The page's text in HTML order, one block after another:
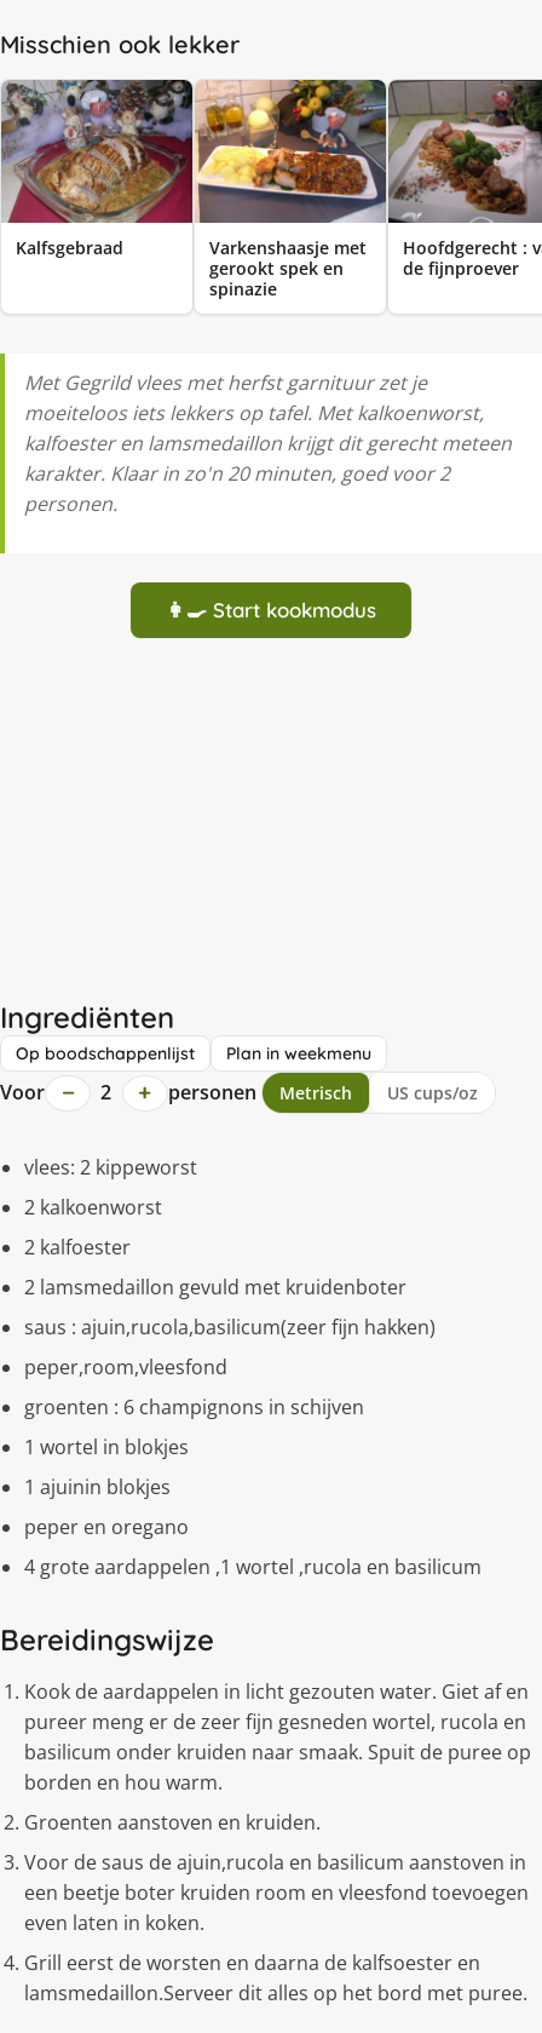
Misschien ook lekker
Kalfsgebraad
Varkenshaasje met
gerookt spek en
spinazie
Hoofdgerecht :
de fijnproever
Met Gegrild vlees met herfst garnituur zet je
moeiteloos iets lekkers op tafel. Met kalkoenworst,
kalfoester en lamsmedaillon krijgt dit gerecht meteen
karakter. Klaar in zo'n 20 minuten, goed voor 2
personen.
👩‍🍳 Start kookmodus
Ingrediënten
Op boodschappenlijst Plan in weekmenu
Voor − 2 + personen Metrisch US cups/oz
vlees: 2 kippeworst
2 kalkoenworst
2 kalfoester
2 lamsmedaillon gevuld met kruidenboter
saus : ajuin,rucola,basilicum(zeer fijn hakken)
peper,room,vleesfond
groenten : 6 champignons in schijven
1 wortel in blokjes
1 ajuinin blokjes
peper en oregano
4 grote aardappelen ,1 wortel ,rucola en basilicum
Bereidingswijze
Kook de aardappelen in licht gezouten water. Giet af en
pureer meng er de zeer fijn gesneden wortel, rucola en
basilicum onder kruiden naar smaak. Spuit de puree op
borden en hou warm.
Groenten aanstoven en kruiden.
Voor de saus de ajuin,rucola en basilicum aanstoven in
een beetje boter kruiden room en vleesfond toevoegen
even laten in koken.
Grill eerst de worsten en daarna de kalfsoester en
lamsmedaillon.Serveer dit alles op het bord met puree.